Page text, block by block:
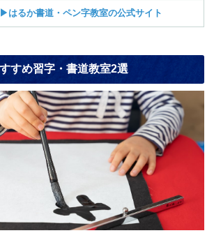
▶はるか書道・ペン字教室の公式サイト
すめ習字・書道教室2選